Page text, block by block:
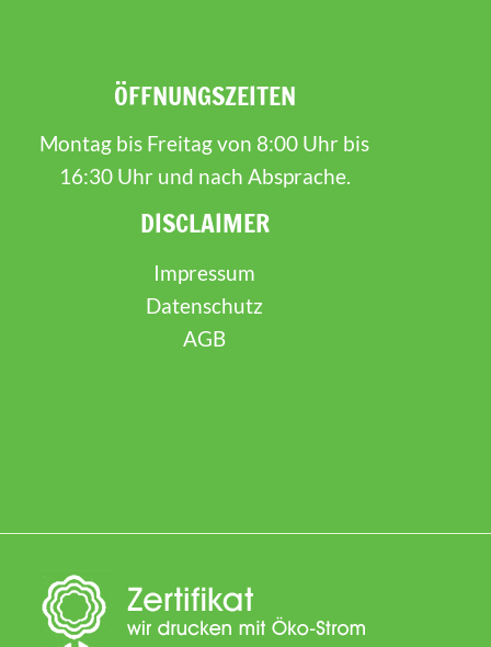
ÖFFNUNGSZEITEN
Montag bis Freitag von 8:00 Uhr bis
16:30 Uhr und nach Absprache.
DISCLAIMER
Impressum
Datenschutz
AGB